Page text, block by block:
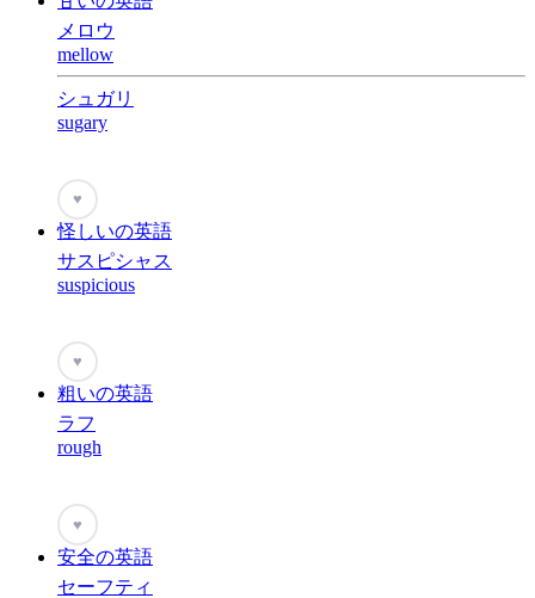
メロウ
mellow
シュガリ
sugary
♥
怪しいの英語
サスピシャス
suspicious
♥
粗いの英語
ラフ
rough
♥
安全の英語
セーフティ